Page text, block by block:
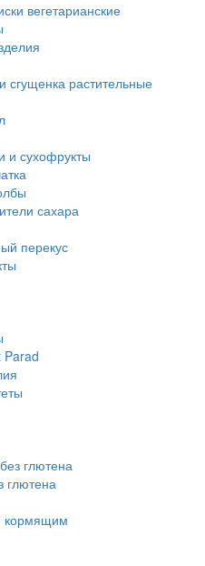
вегетарианские
сгущенка растительные
и сухофрукты
сахара
перекус
глютена
глютена
кормящим